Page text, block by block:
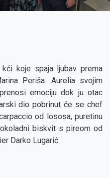
koje spaja ljubav prema
Periša. Aurelia svojim
emociju dok ju otac
dio pobrinut će se chef
od lososa, puretinu
biskvit s pireom od
Darko Lugarić.